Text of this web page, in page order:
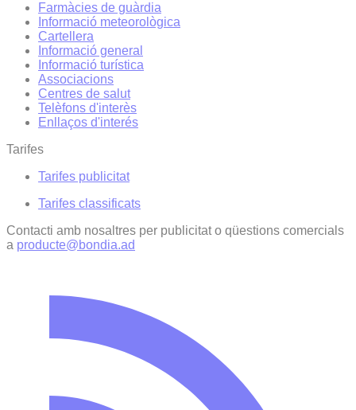
Farmàcies de guàrdia
Informació meteorològica
Cartellera
Informació general
Informació turística
Associacions
Centres de salut
Telèfons d'interès
Enllaços d'interés
Tarifes
Tarifes publicitat
Tarifes classificats
Contacti amb nosaltres per publicitat o qüestions comercials
a producte@bondia.ad